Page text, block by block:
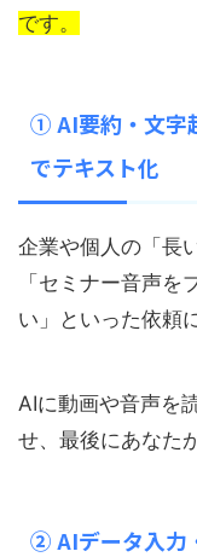
です。
① AI要約・文字
でテキスト化
企業や個人の「長
「セミナー音声
い」といった依頼
AIに動画や音声を
せ、最後にあなた
② AIデータ入力